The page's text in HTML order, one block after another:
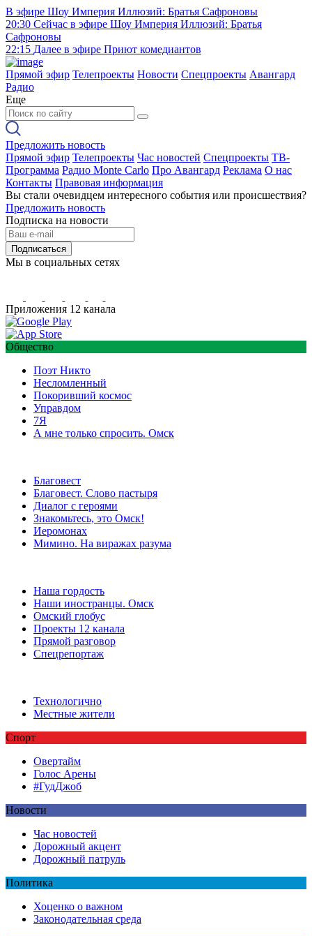
В эфире Шоу Империя Иллюзий: Братья Сафроновы
20:30 Сейчас в эфире Шоу Империя Иллюзий: Братья
Сафроновы
22:15 Далее в эфире Приют комедиантов
Прямой эфир Телепроекты Новости Спецпроекты Авангард
Радио
Еще
Предложить новость
Прямой эфир Телепроекты Час новостей Спецпроекты ТВ-
Программа Радио Monte Carlo Про Авангард Реклама О нас
Контакты Правовая информация
Вы стали очевидцем интересного события или происшествия?
Предложить новость
Подписка на новости
Подписаться
Мы в социальных сетях
Приложения 12 канала
Общество
Поэт Никто
Несломленный
Покоривший космос
Управдом
7Я
А мне только спросить. Омск
Благовест
Благовест. Слово пастыря
Диалог с героями
Знакомьтесь, это Омск!
Иеромонах
Мимино. На виражах разума
Наша гордость
Наши иностранцы. Омск
Омский глобус
Проекты 12 канала
Прямой разговор
Спецрепортаж
Технологично
Местные жители
Спорт
Овертайм
Голос Арены
#ГудДжоб
Новости
Час новостей
Дорожный акцент
Дорожный патруль
Политика
Хоценко о важном
Законодательная среда